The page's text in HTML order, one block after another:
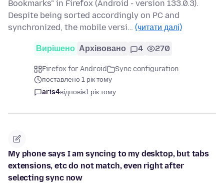
Bookmarks" in Firefox (Android - version 133.0.3).
Despite being sorted accordingly on PC and
synchronized, the mobile versi… (читати далі)
Вирішено Архівовано 4 270
Firefox for Android
Sync configuration
поставлено 1 рік тому
aris4відповів1 рік тому
My phone says I am syncing to my desktop, but tabs
extensions, etc do not match, even right after
selecting sync now